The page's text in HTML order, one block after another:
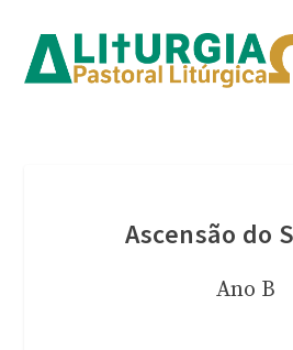
Ascensão do
Ano B